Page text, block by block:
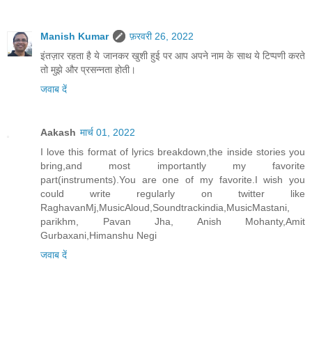
Manish Kumar
फ़रवरी 26, 2022
इंतज़ार रहता है ये जानकर खुशी हुई पर आप अपने नाम के साथ ये टिप्पणी करते
तो मुझे और प्रसन्नता होती।
जवाब दें
Aakash मार्च 01, 2022
I love this format of lyrics breakdown,the inside stories you
bring,and most importantly my favorite
part(instruments).You are one of my favorite.I wish you
could write regularly on twitter like
RaghavanMj,MusicAloud,Soundtrackindia,MusicMastani,
parikhm, Pavan Jha, Anish Mohanty,Amit
Gurbaxani,Himanshu Negi
जवाब दें